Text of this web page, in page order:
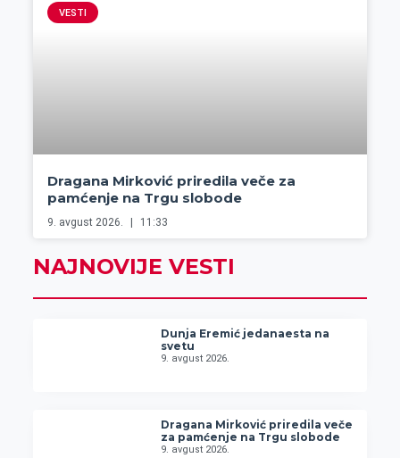
VESTI
Dragana Mirković priredila veče za
pamćenje na Trgu slobode
9. avgust 2026. 11:33
NAJNOVIJE VESTI
Dunja Eremić jedanaesta na
svetu
9. avgust 2026.
Dragana Mirković priredila veče
za pamćenje na Trgu slobode
9. avgust 2026.